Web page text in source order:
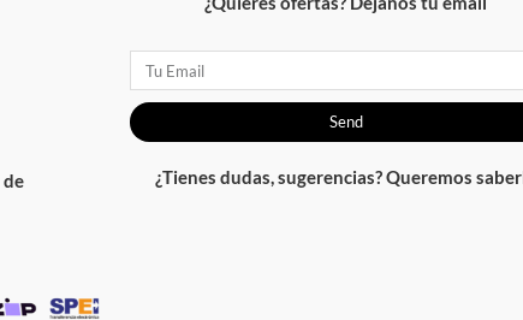
Email
Send
¿Tienes dudas, sugerencias? Queremos saberlo